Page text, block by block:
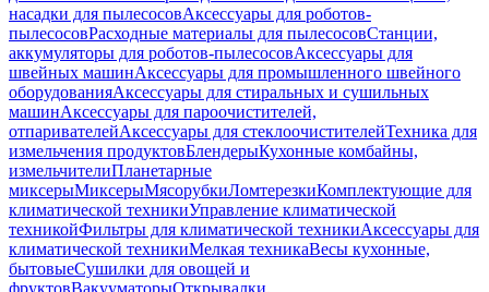
насадки для пылесосовАксессуары для роботов-
пылесосовРасходные материалы для пылесосовСтанции,
аккумуляторы для роботов-пылесосовАксессуары для
швейных машинАксессуары для промышленного швейного
оборудованияАксессуары для стиральных и сушильных
машинАксессуары для пароочистителей,
отпаривателейАксессуары для стеклоочистителейТехника для
измельчения продуктовБлендерыКухонные комбайны,
измельчителиПланетарные
миксерыМиксерыМясорубкиЛомтерезкиКомплектующие для
климатической техникиУправление климатической
техникойФильтры для климатической техникиАксессуары для
климатической техникиМелкая техникаВесы кухонные,
бытовыеСушилки для овощей и
фруктовВакууматорыОткрывалки,